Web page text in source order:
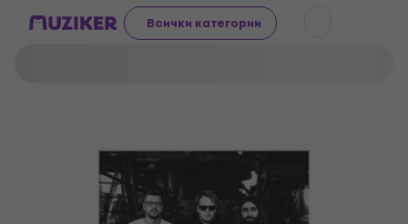
Всички категории